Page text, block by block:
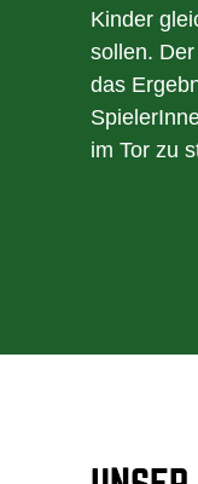
Kinder
sollen.
das
im Tor zu